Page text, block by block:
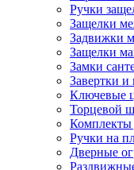
Ручки
Защелки
Задвижки
Защелки
Замки
Завертки и
Ключевые
Торцевой
Комплекты
Ручки на
Дверные